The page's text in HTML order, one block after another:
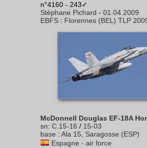
n°4160 - 243✓
Stéphane Pichard - 01.04.2009
EBFS : Florennes (BEL) TLP
McDonnell Douglas EF-18A
sn: C.15-16 / 15-03
base : Ala 15, Saragosse (ESP)
Espagne - air force